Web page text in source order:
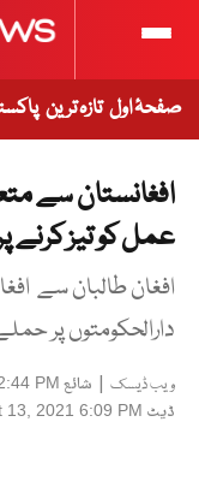
صفحۂ اول تازہ ترین
افغانستان سے
عمل کو تیز کرنے
افغان طالبان سے
دارالحکومتوں پر
ویب ڈیسک | شائع PM
ڈیٹ 13, 2021 6:09 PM